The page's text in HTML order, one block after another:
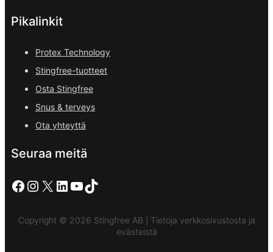
Pikalinkit
Protex Technology
Stingfree-tuotteet
Osta Stingfree
Snus & terveys
Ota yhteyttä
Seuraa meitä
Facebook
Instagram
X LinkedIn
YouTube
TikTok
Copyright © 2026 Stingfree AB | Tietoja verkkosivustosta ja
evästeistä